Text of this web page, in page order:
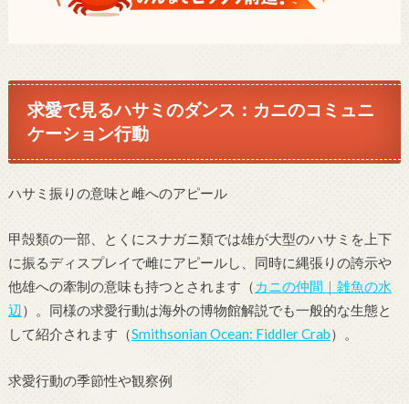
求愛で見るハサミのダンス：カニのコミュニ
ケーション行動
ハサミ振りの意味と雌へのアピール
甲殻類の一部、とくにスナガニ類では雄が大型のハサミを上下
に振るディスプレイで雌にアピールし、同時に縄張りの誇示や
他雄への牽制の意味も持つとされます（ カニの仲間｜雑魚の水
辺 ）。同様の求愛行動は海外の博物館解説でも一般的な生態と
して紹介されます（Smithsonian Ocean: Fiddler Crab）。
求愛行動の季節性や観察例